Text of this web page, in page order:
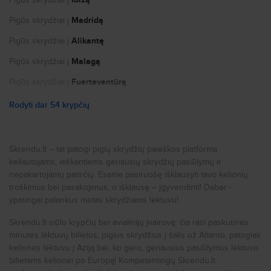
Bob Hope Apt (BUR)
Burlington Intl (BTV)
Garrett County (ODM)
Air Terminal (YKM)
Chan Gurney Municipal (YKN)
South Big Horn (GEY)
Boire Field (ASH)
Togiak Fish (GFB)
Skypark (BTF)
Pope Field (GFD)
Taylor (TYZ)
Pitkin County (ASE)
West K Kellogg Regional (BTL)
Austin (ASQ)
Bert Mooney (BTM)
Grand Forks (GFK)
Marlboro Co. Jetport (BTN)
Slapukų nustatymai
Pigūs skrydžiai į Madridą
Pigūs skrydžiai į Alikantę
Pigūs skrydžiai į Malagą
Fuerteventūrą
Pigūs skrydžiai į Paryžių
Pigūs skrydžiai į
Pigūs skrydžiai į Niujorką
Pigūs skrydžiai į Romą
Pigūs skrydžiai į
Milaną
Pigūs skrydžiai į Prahą
Pigūs skrydžiai į
Londoną
Liverpulį
Rodyti dar 54 krypčių
Skrendu.lt – tai patogi pigių skrydžių paieškos platforma
keliautojams, ieškantiems geriausių skrydžių pasiūlymų ir
nepakartojamų patirčių. Esame pasiruošę išklausyti tavo kelionių
troškimus bei pasakojimus, o išklausę – įgyvendinti! Dabar -
ypatingai palankus metas skrydžiams lėktuvu!
Skrendu.lt siūlo krypčių bei avialinijų įvairovę: čia rasi paskutinės
minutės lėktuvų bilietus, pigius skrydžius į šalis už Atlanto, patogias
keliones lėktuvu į Aziją bei, ko gero, geriausius pasiūlymus lėktuvo
bilietams kelionei po Europą! Kompetentingų Skrendu.lt